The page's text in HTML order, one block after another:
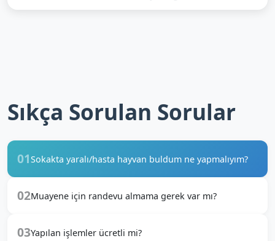
Sıkça Sorulan Sorular
01Sokakta yaralı/hasta hayvan buldum ne yapmalıyım?
02Muayene için randevu almama gerek var mı?
03Yapılan işlemler ücretli mi?